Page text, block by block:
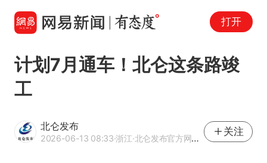
打开
计划7月通车！北仑这条路竣
工
北仑发布
2026-06-13 08:33·浙江·北仑发布官方网易号
关注